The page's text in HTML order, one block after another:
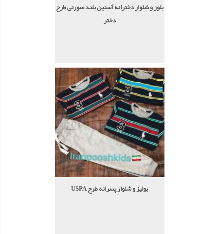
بلوز و شلوار دخترانه آستین بلند صورتی طرح
دختر
بولیز و شلوار پسرانه طرح USPA